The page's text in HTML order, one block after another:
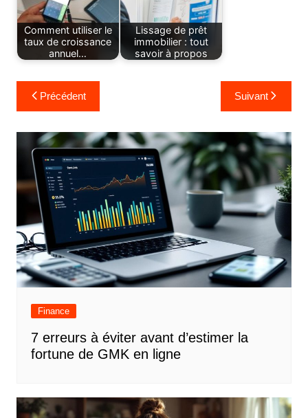
Comment utiliser le
taux de croissance
annuel…
Lissage de prêt
immobilier : tout
savoir à propos
Navigation
de
l’article
Précédent Suivant
Finance
7 erreurs à éviter avant d’estimer la
fortune de GMK en ligne